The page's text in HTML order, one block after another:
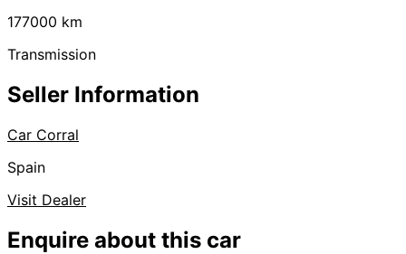
177000 km
Transmission
Seller Information
Car Corral
Spain
Visit Dealer
Enquire about this car